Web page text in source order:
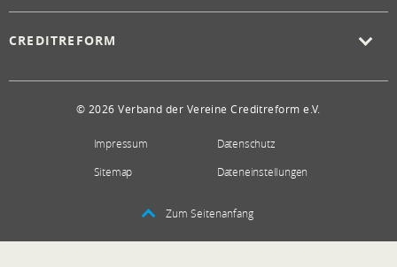
CREDITREFORM
© 2026 Verband der Vereine Creditreform e.V.
Impressum
Datenschutz
Sitemap
Dateneinstellungen
Zum Seitenanfang